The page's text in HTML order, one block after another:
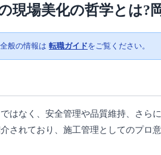
現場美化の哲学とは?
般の情報は 転職ガイドをご覧ください。
はなく、安全管理や品質維持、さら
されており、施工管理としてのプロ